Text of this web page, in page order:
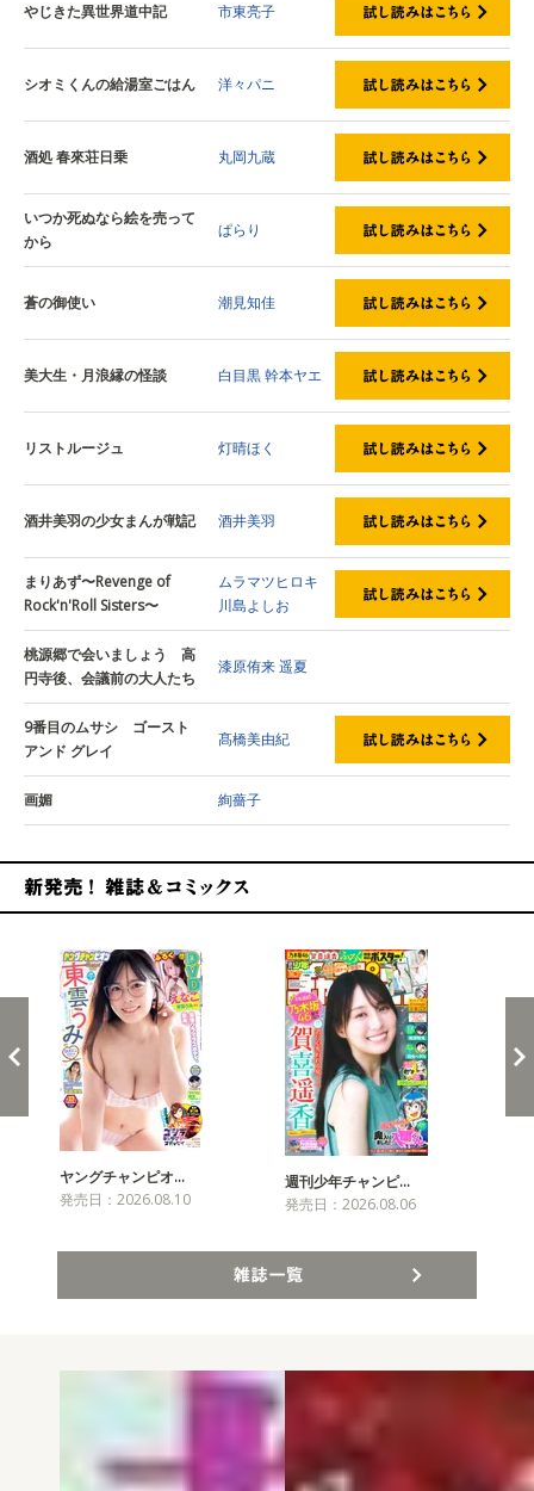
やじきた異世界道中記 市東亮子
シオミくんの給湯室ごはん 洋々パニ
酒処 春來荘日乗 丸岡九蔵
いつか死ぬなら絵を売って
から
ぱらり
蒼の御使い 潮見知佳
美大生・月浪縁の怪談 白目黒幹本ヤエ
リストルージュ 灯晴ほく
酒井美羽の少女まんが戦記 酒井美羽
まりあず〜Revenge of
Rock'n'Roll Sisters〜
ムラマツヒロキ
川島よしお
桃源郷で会いましょう 高
円寺後、会議前の大人たち
漆原侑来遥夏
9番目のムサシ ゴースト
アンド グレイ
髙橋美由紀
画媚 絢薔子
ヤングチャンピオ…
発売日：2026.08.10
週刊少年チャンピ…
発売日：2026.08.06